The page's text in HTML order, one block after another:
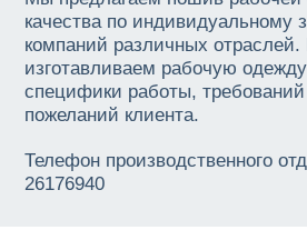
качества по индивидуальному
компаний различных
изготавливаем рабочую
специфики работы,
пожеланий клиента.
Телефон производственного
26176940